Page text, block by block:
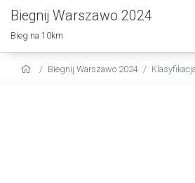
Biegnij Warszawo 2024
Bieg na 10km
Biegnij Warszawo 2024